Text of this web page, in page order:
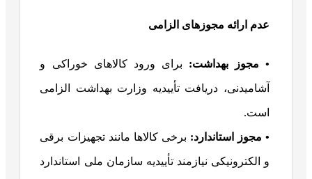
عدم ارائه مجوزهای الزامی
• مجوز بهداشت: برای ورود کالاهای خوراکی و
آشامیدنی، دریافت تأییدیه وزارت بهداشت الزامی
است.
• مجوز استاندارد: برخی کالاها مانند تجهیزات برقی
و الکترونیکی نیازمند تأییدیه سازمان ملی استاندارد